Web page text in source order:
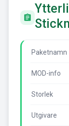
Paketnamn
MOD-info
Storlek
Utgivare